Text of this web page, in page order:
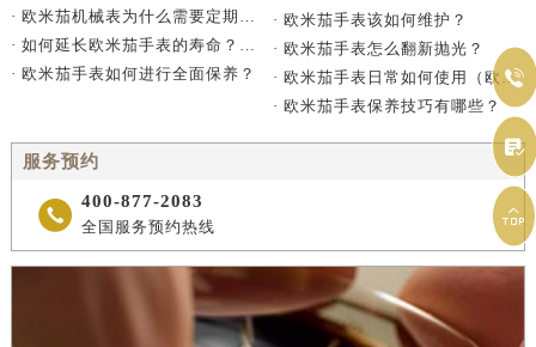
· 欧米茄手表如何进行全面保养？
· 欧米茄手表该如何维护？
· 欧米茄手表怎么翻新抛光？
· 欧米茄手表日常如何使用（欧米茄手表保养）
· 欧米茄手表保养技巧有哪些？
服务预约
 400-877-2083
全国服务预约热线


